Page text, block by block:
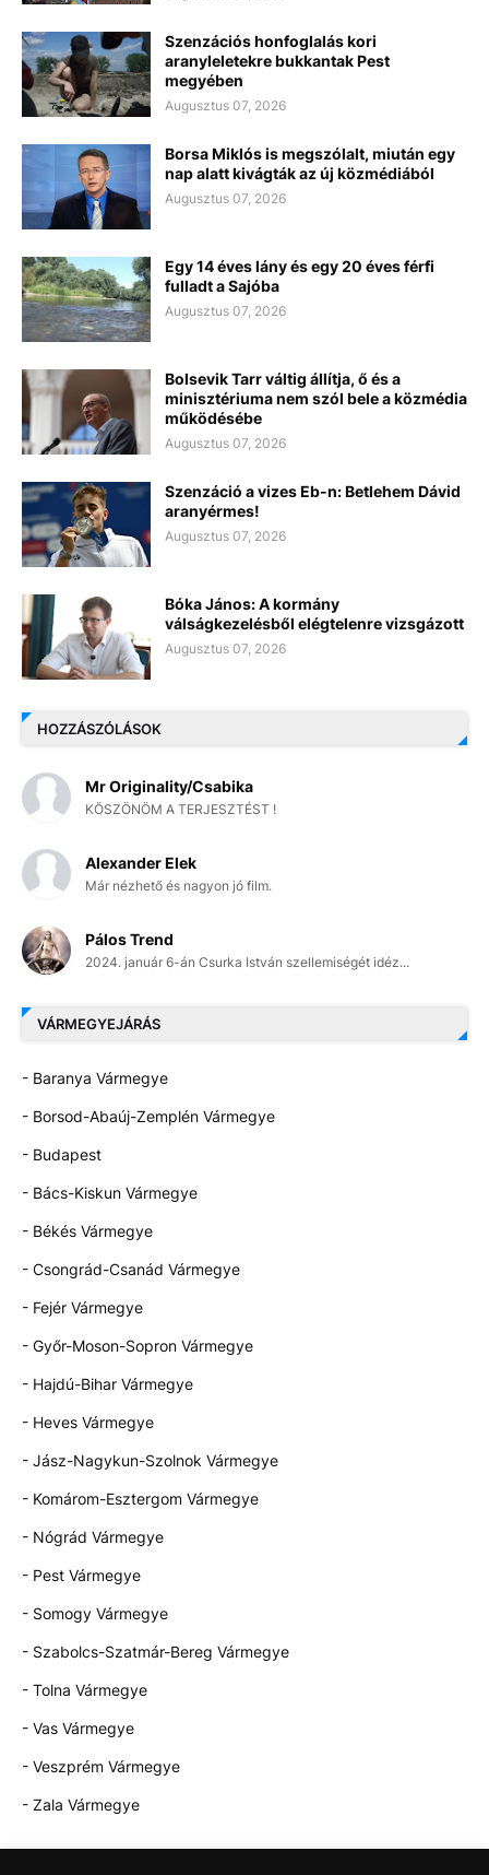
Szenzációs honfoglalás kori
aranyleletekre bukkantak Pest
megyében
Augusztus 07, 2026
Borsa Miklós is megszólalt, miután egy
nap alatt kivágták az új közmédiából
Augusztus 07, 2026
Egy 14 éves lány és egy 20 éves férfi
fulladt a Sajóba
Augusztus 07, 2026
Bolsevik Tarr váltig állítja, ő és a
minisztériuma nem szól bele a közmédia
működésébe
Augusztus 07, 2026
Szenzáció a vizes Eb-n: Betlehem Dávid
aranyérmes!
Augusztus 07, 2026
Bóka János: A kormány
válságkezelésből elégtelenre vizsgázott
Augusztus 07, 2026
HOZZÁSZÓLÁSOK
Mr Originality/Csabika
KÖSZÖNÖM A TERJESZTÉST !
Alexander Elek
Már nézhető és nagyon jó film.
Pálos Trend
2024. január 6-án Csurka István szellemiségét idéz...
VÁRMEGYEJÁRÁS
- Baranya Vármegye
- Borsod-Abaúj-Zemplén Vármegye
- Budapest
- Bács-Kiskun Vármegye
- Békés Vármegye
- Csongrád-Csanád Vármegye
- Fejér Vármegye
- Győr-Moson-Sopron Vármegye
- Hajdú-Bihar Vármegye
- Heves Vármegye
- Jász-Nagykun-Szolnok Vármegye
- Komárom-Esztergom Vármegye
- Nógrád Vármegye
- Pest Vármegye
- Somogy Vármegye
- Szabolcs-Szatmár-Bereg Vármegye
- Tolna Vármegye
- Vas Vármegye
- Veszprém Vármegye
- Zala Vármegye